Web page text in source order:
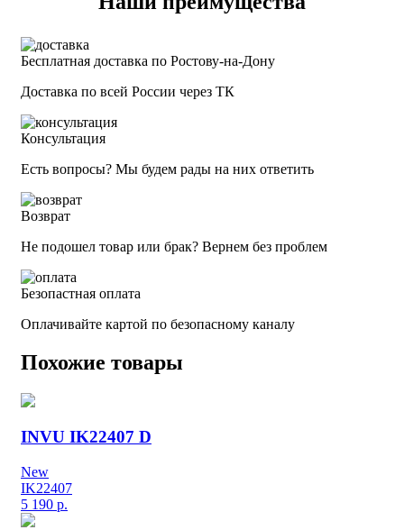
Бесплатная доставка по Ростову-на-Дону
Доставка по всей России через ТК
Консультация
Есть вопросы? Мы будем рады на них ответить
Возврат
Не подошел товар или брак? Вернем без проблем
Безопастная оплата
Оплачивайте картой по безопасному каналу
Похожие товары
INVU IK22407 D
New
IK22407
5 190 р.